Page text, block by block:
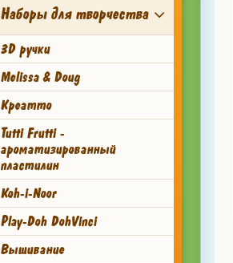
Наборы для творчества
3D ручки
Melissa & Doug
Креатто
Tutti Frutti -
ароматизированный
пластилин
Koh-i-Noor
Play-Doh DohVinci
Вышивание